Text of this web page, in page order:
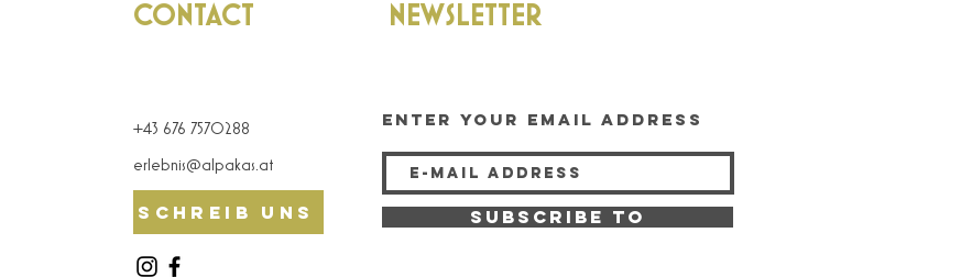
CONTACT
+43 676 7570288
erlebnis@alpakas.at
Schreib uns
NEWSLETTER
Enter your email address
Subscribe to